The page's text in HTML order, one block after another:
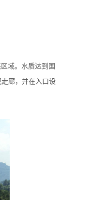
域。水质达到国
廊，并在入口设